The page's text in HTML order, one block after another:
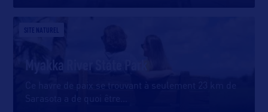
SITE NATUREL
Myakka River State Park
Ce havre de paix se trouvant à seulement 23 km de
Sarasota a de quoi être